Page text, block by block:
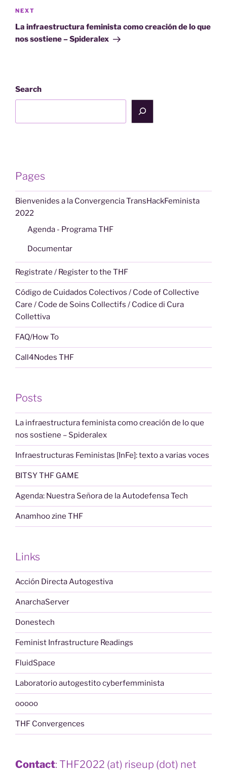
Next
Post
NEXT
La infraestructura feminista como creación de lo que
nos sostiene – Spideralex
Search
Pages
Bienvenides a la Convergencia TransHackFeminista
2022
Agenda - Programa THF
Documentar
Registrate / Register to the THF
Código de Cuidados Colectivos / Code of Collective
Care / Code de Soins Collectifs / Codice di Cura
Collettiva
FAQ/How To
Call4Nodes THF
Posts
La infraestructura feminista como creación de lo que
nos sostiene – Spideralex
Infraestructuras Feministas [InFe]: texto a varias voces
BITSY THF GAME
Agenda: Nuestra Señora de la Autodefensa Tech
Anamhoo zine THF
Links
Acción Directa Autogestiva
AnarchaServer
Donestech
Feminist Infrastructure Readings
FluidSpace
Laboratorio autogestito cyberfemminista
ooooo
THF Convergences
Contact: THF2022 (at) riseup (dot) net